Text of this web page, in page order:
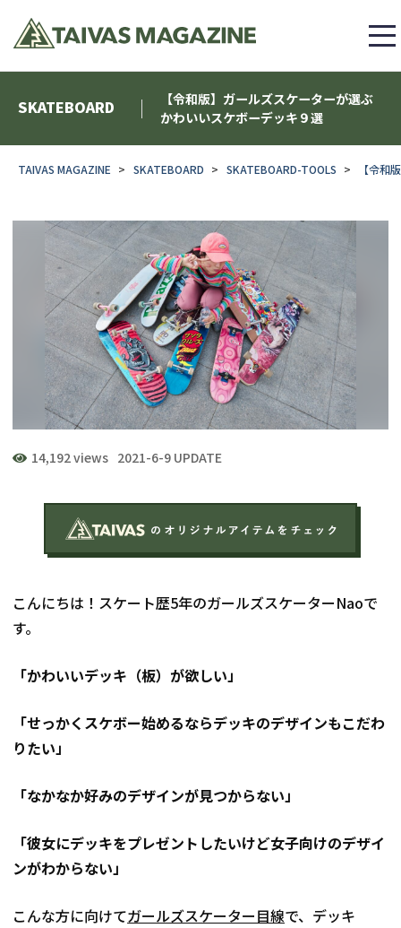
SKATEBOARD
【令和版】ガールズスケーターが選ぶ
かわいいスケボーデッキ９選
TAIVAS MAGAZINE SKATEBOARD SKATEBOARD-TOOLS 【令和
14,192 views 2021-6-9 UPDATE
こんにちは！スケート歴5年のガールズスケーターNaoで
す。
「かわいいデッキ（板）が欲しい」
「せっかくスケボー始めるならデッキのデザインもこだわ
りたい」
「なかなか好みのデザインが見つからない」
「彼女にデッキをプレゼントしたいけど女子向けのデザイ
ンがわからない」
こんな方に向けてガールズスケーター目線で、デッキ